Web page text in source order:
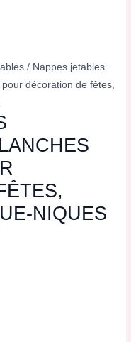
/ Nappes jetables
décoration de fêtes,
NIQUES